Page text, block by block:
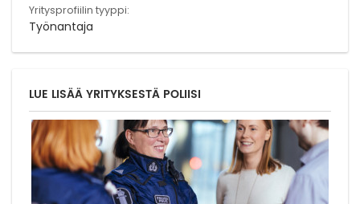
Yritysprofiilin tyyppi:
Työnantaja
LUE LISÄÄ YRITYKSESTÄ POLIISI